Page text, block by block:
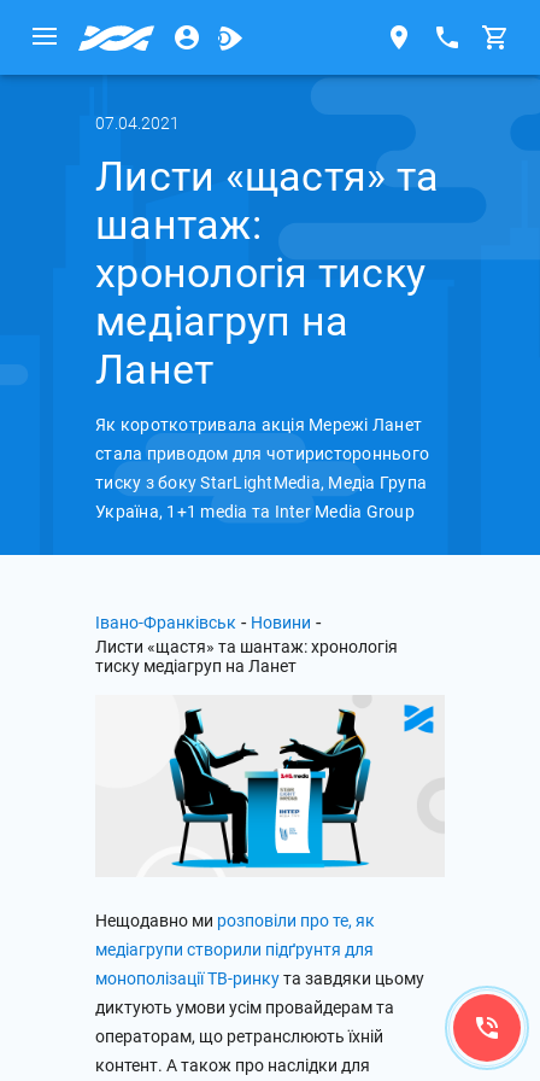
07.04.2021
Листи «щастя» та
шантаж:
хронологія тиску
медіагруп на
Ланет
Як короткотривала акція Мережі Ланет
стала приводом для чотиристороннього
тиску з боку StarLightMedia, Медіа Група
Україна, 1+1 media та Inter Media Group
Івано-Франківськ - Новини -
Листи «щастя» та шантаж: хронологія
тиску медіагруп на Ланет
Нещодавно ми розповіли про те, як
медіагрупи створили підґрунтя для
монополізації ТВ-ринкута завдяки цьому
диктують умови усім провайдерам та
операторам, що ретранслюють їхній
контент. А також про наслідки для